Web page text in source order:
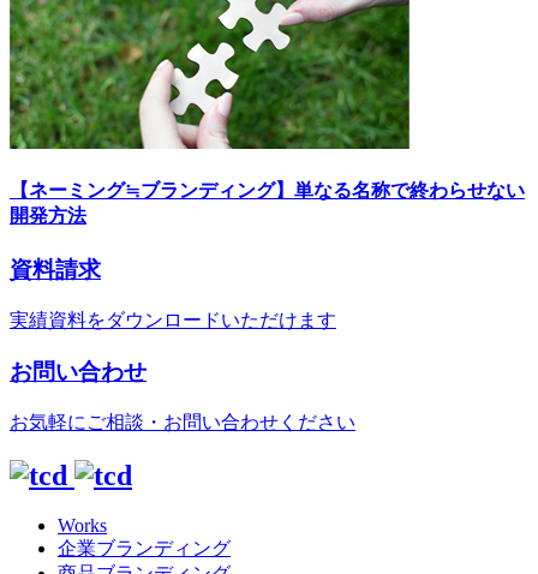
【ネーミング≒ブランディング】単なる名称で終わらせない
開発方法
資料請求
実績資料をダウンロードいただけます
お問い合わせ
お気軽にご相談・お問い合わせください
Works
企業ブランディング